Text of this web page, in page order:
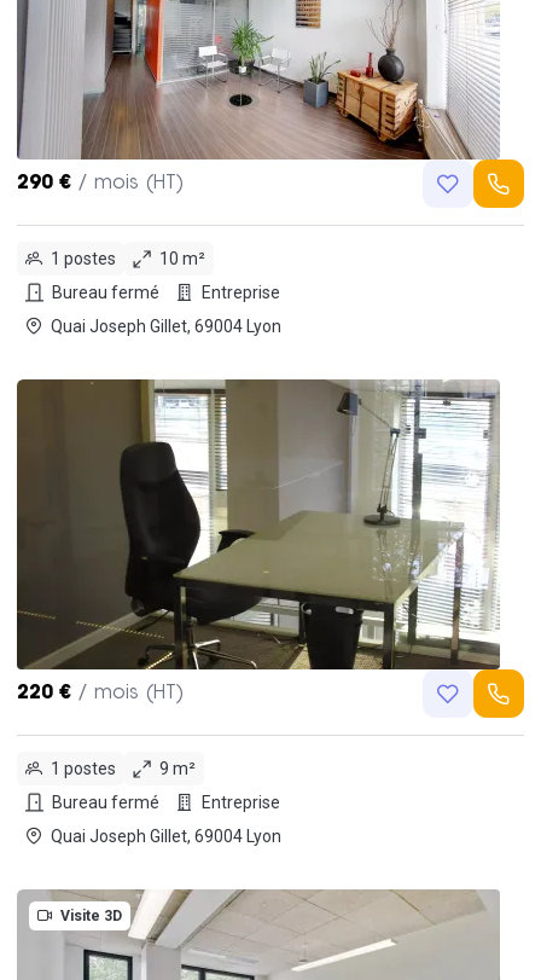
290 € / mois (HT)
1 postes
10 m²
Bureau fermé
Entreprise
Quai Joseph Gillet, 69004 Lyon
220 € / mois (HT)
1 postes
9 m²
Bureau fermé
Entreprise
Quai Joseph Gillet, 69004 Lyon
Visite 3D